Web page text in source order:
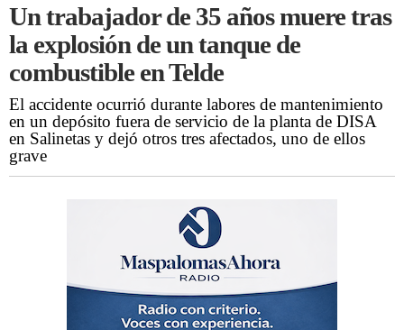
Un trabajador de 35 años muere tras
la explosión de un tanque de
combustible en Telde
El accidente ocurrió durante labores de mantenimiento
en un depósito fuera de servicio de la planta de DISA
en Salinetas y dejó otros tres afectados, uno de ellos
grave